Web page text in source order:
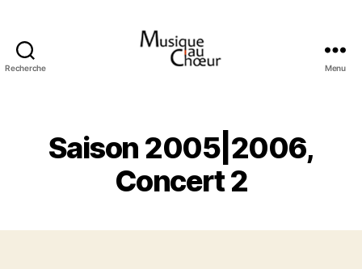
Recherche Menu
Saison 2005|2006,
Concert 2